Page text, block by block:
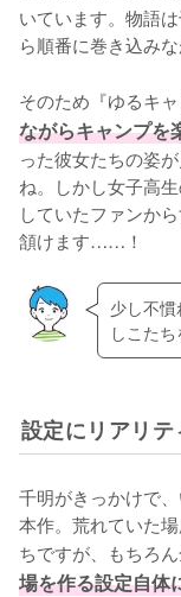
いています。物語
ら順番に巻き込み
そのため『ゆるキ
ながらキャンプを
った彼女たちの姿
ね。しかし女子高
していたファンか
頷けます……！
少し不
しこた
設定にリアリ
千明がきっかけで
本作。荒れていた
ちですが、もちろ
場を作る設定自体